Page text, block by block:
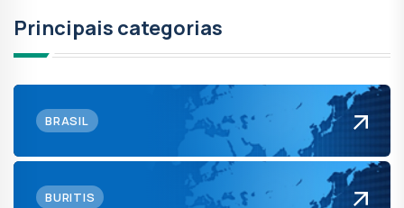
Principais categorias
BRASIL
BURITIS